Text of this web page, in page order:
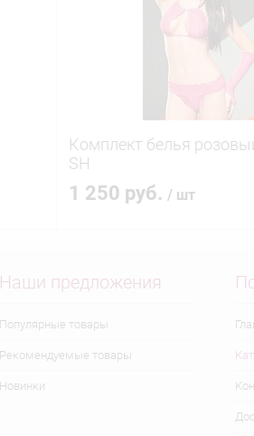
Комплект белья
SH
1 250 руб. / шт
Наши предложения
Популярные товары
Рекомендуемые товары
Новинки